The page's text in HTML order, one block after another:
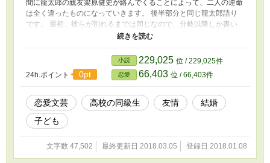
間に龍太郎の親友梁原健史が絡んでくることによって、二人の運命
は全く違ったものになっていきます。 後半部分と同じ龍太郎語り
です。 最初、彼らが別れるまでは同じなので、分岐以降しか書い
ていませんでしたが、後日一作にするため最初から書き直しまし
24h.ポイント 0pt
小説 229,025 位 / 229,025件
恋愛 66,403 位 / 66,403件
恋愛文芸 高校の同級生 友情
結婚
子ども
文字数 47,502 最終更新日 2018.03.05 登録日 2018.01.08